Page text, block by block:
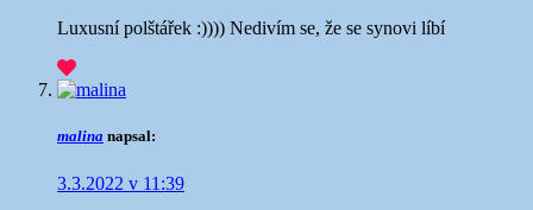
Luxusní polštářek :)))) Nedivím se, že se synovi líbí
malina napsal:
3.3.2022 v 11:39